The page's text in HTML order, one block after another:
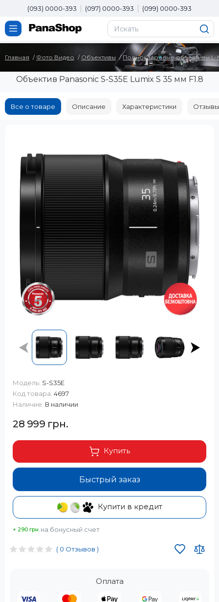
(093) 0000-393 (097) 0000-393 (099) 0000-393
Главная Фото Видео Объективы Полнокадровые объективы L-
Объектив Panasonic S-S35E Lumix S 35 мм F1.8
Все о товаре Описание Характеристики
( 0 Отзывов )
Оплата
Модель: S-S35E
Код товара: 4697
Наличие: В наличии
28 999 грн.
Быстрый заказ
Купить
Купити в кредит
+ 290 грн. на бонусный счет